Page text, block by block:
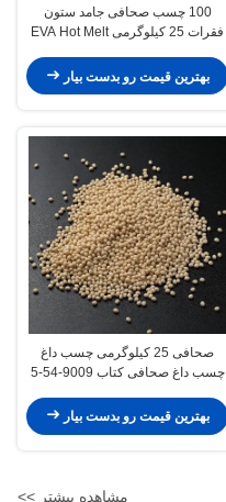
100 چسب صحافی جامد ستون
فقرات 25 کیلوگرمی EVA Hot Melt
بهترین قیمت رو بدست بیار
صحافی 25 کیلوگرمی چسب داغ
چسب داغ صحافی کتاب 9009-54-5
بهترین قیمت رو بدست بیار
مشاهده بیشتر >>